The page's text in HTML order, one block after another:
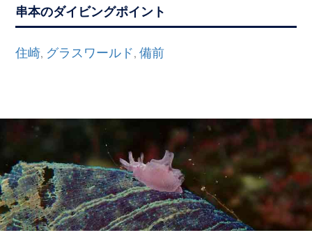
串本のダイビングポイント
住崎, グラスワールド,備前